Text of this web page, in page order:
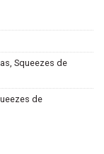
Squeezes de
de